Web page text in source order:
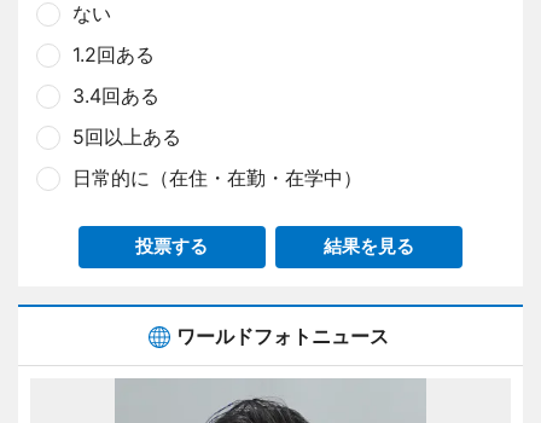
ない
1.2回ある
3.4回ある
5回以上ある
日常的に（在住・在勤・在学中）
投票する 結果を見る
ワールドフォトニュース